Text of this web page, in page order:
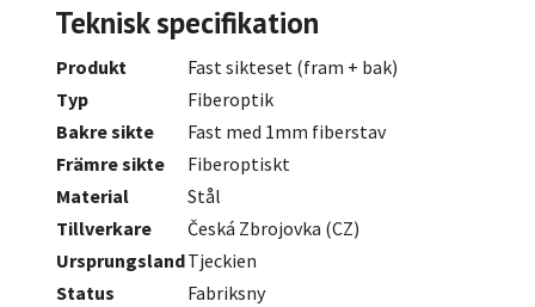
Teknisk specifikation
Produkt
Fast sikteset (fram + bak)
Typ
Fiberoptik
Bakre sikte
Fast med 1mm fiberstav
Främre sikte
Fiberoptiskt
Material
Stål
Tillverkare
Česká Zbrojovka (CZ)
UrsprungslandTjeckien
Status
Fabriksny